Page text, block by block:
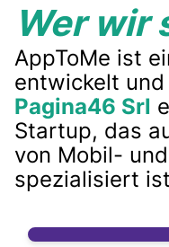
Wer wir
AppToMe ist
entwickelt
Pagina46 Srl
Startup, das
von Mobil-
spezialisiert